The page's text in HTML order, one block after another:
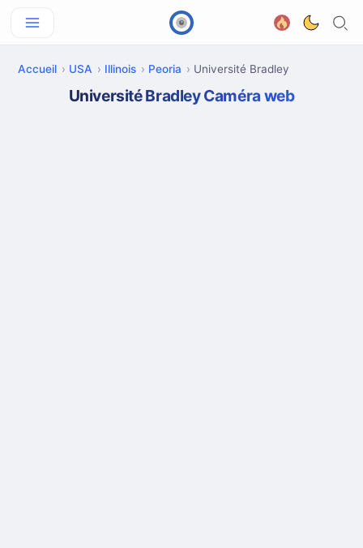
Accueil USA Illinois Peoria Université Bradley
Université Bradley Caméra web